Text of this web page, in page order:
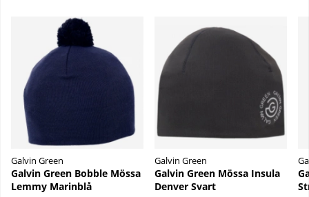
Galvin Green
Galvin Green Bobble Mössa
Lemmy Marinblå
Galvin Green
Galvin Green Mössa Insula
Denver Svart